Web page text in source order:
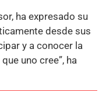
ha expresado su
desde sus
y a conocer la
uno cree”, ha